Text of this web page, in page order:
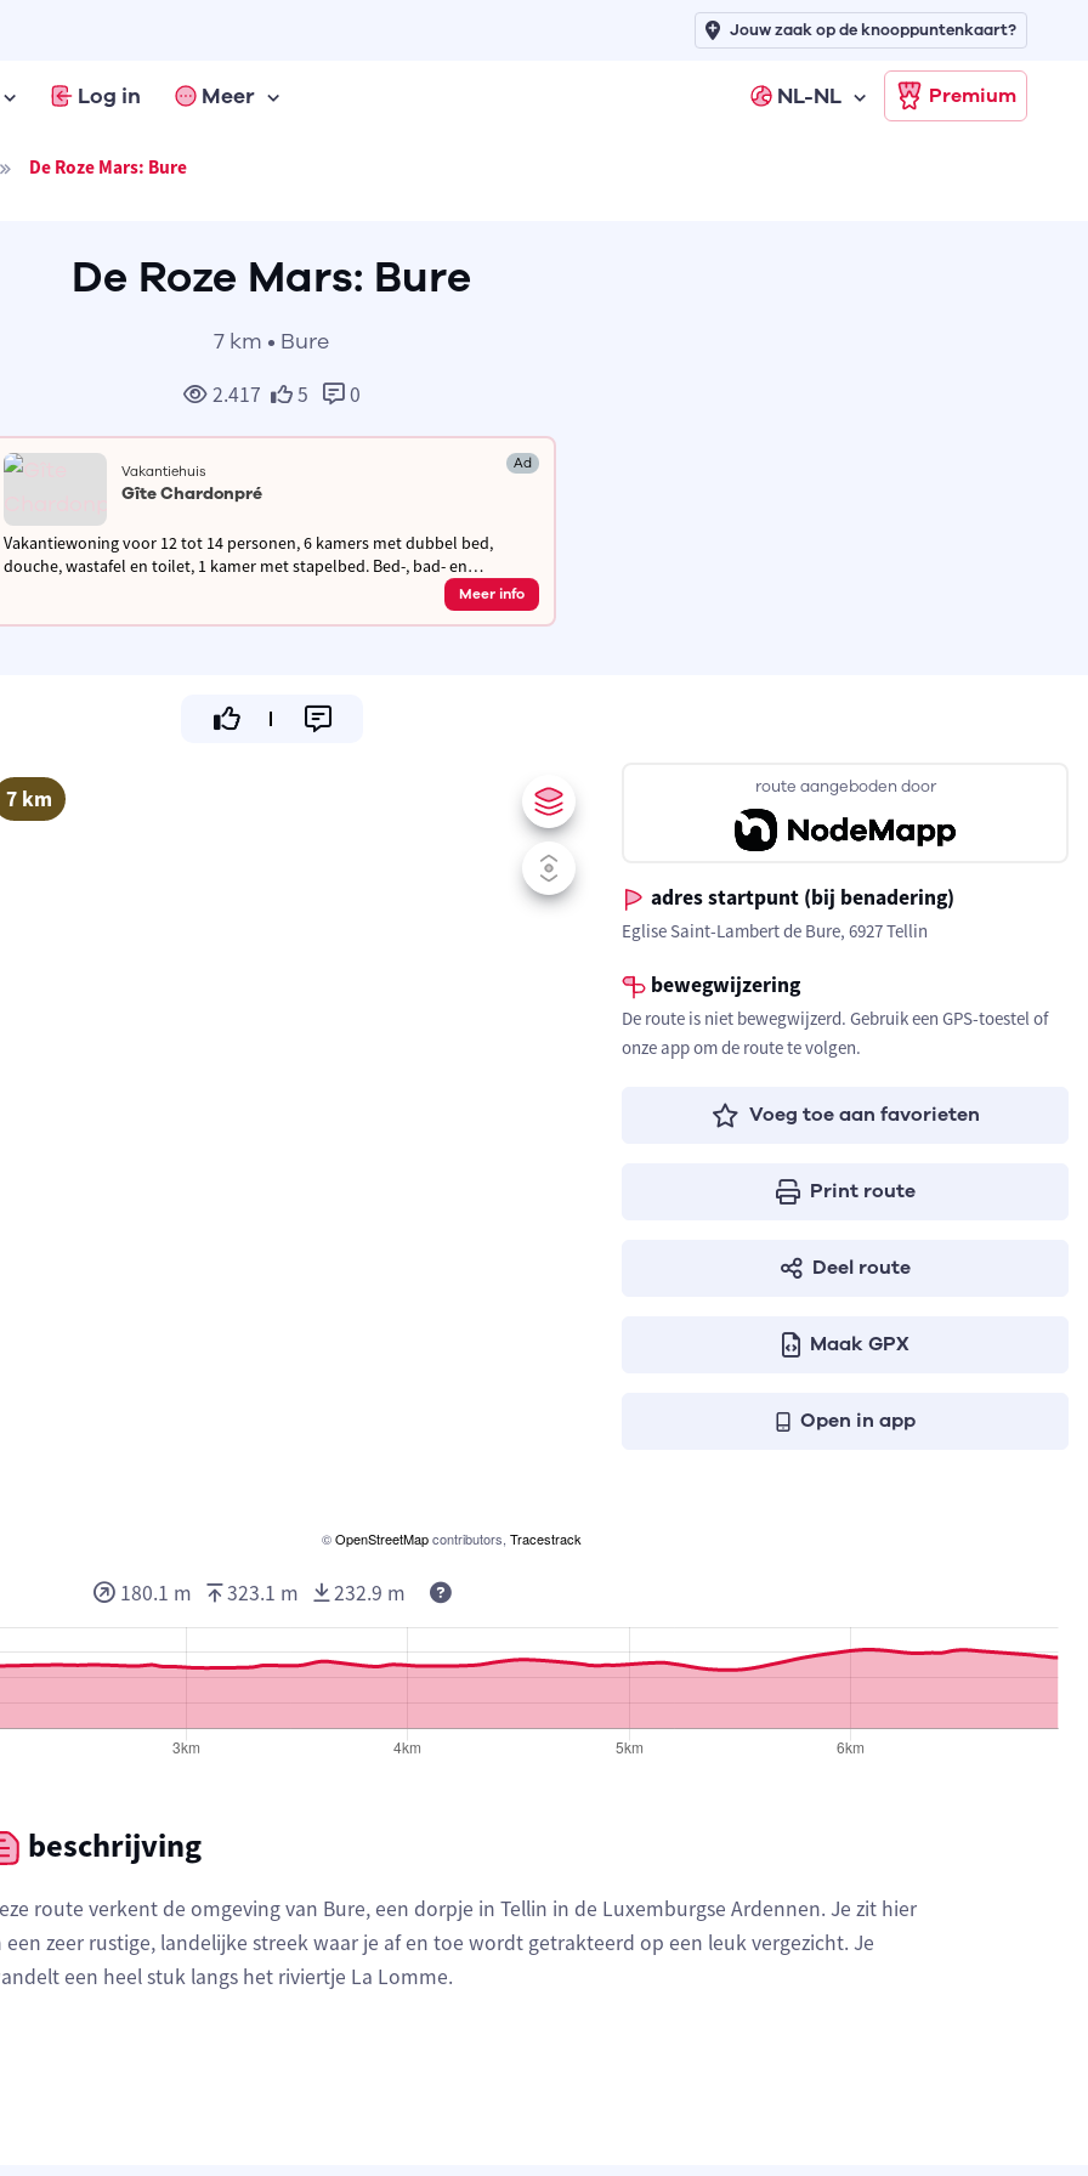
Log in Meer NL-NL Premium
Jouw zaak op de knooppuntenkaart?
De Roze Mars: Bure
De Roze Mars: Bure
7 km • Bure
2.417 5 0
Vakantiehuis Ad
Gîte Chardonpré
Vakantiewoning voor 12 tot 14 personen, 6 kamers met dubbel bed,
douche, wastafel en toilet, 1 kamer met stapelbed. Bed-, bad- en
Meer info
7 km
©OpenStreetMapcontributors, Tracestrack
route aangeboden door
adres startpunt (bij benadering)
Eglise Saint-Lambert de Bure, 6927 Tellin
bewegwijzering
De route is niet bewegwijzerd. Gebruik een GPS-toestel of
onze app om de route te volgen.
Voeg toe aan favorieten
Print route
Deel route
Maak GPX
Open in app
180.1 m 323.1 m 232.9 m
beschrijving
route verkent de omgeving van Bure, een dorpje in Tellin in de Luxemburgse Ardennen. Je zit hier
een zeer rustige, landelijke streek waar je af en toe wordt getrakteerd op een leuk vergezicht. Je
een heel stuk langs het riviertje La Lomme.